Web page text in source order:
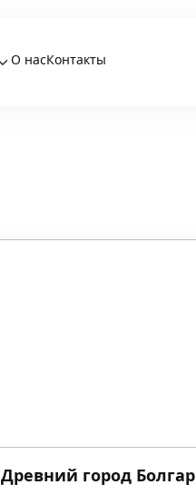
О насКонтакты
Древний город Болгар